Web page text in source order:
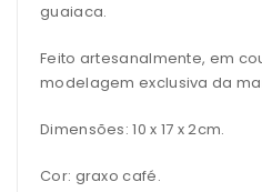
guaiaca.
Feito artesanalmente, em
modelagem exclusiva da
Dimensões: 10 x 17 x 2cm.
Cor: graxo café.